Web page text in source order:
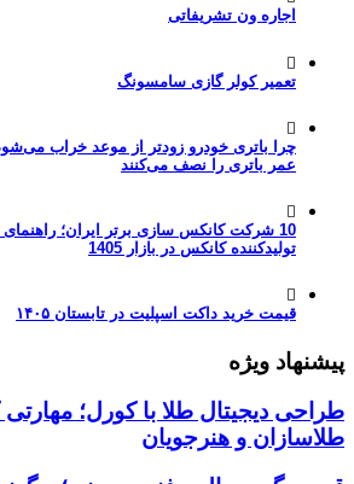
اجاره ون تشریفاتی
تعمیر کولر گازی سامسونگ
عمر باتری را نصف می‌کنند
10 شرکت کانکس سازی برتر ایران؛
تولیدکننده کانکس در بازار 1405
قیمت خرید داکت اسپلیت در تابستان ۱۴۰۵
پیشنهاد ویژه
طراحی دیجیتال طلا با کورل؛ مهارتی
طلاسازان و هنرجویان